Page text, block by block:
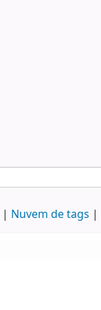
Nuvem de tags